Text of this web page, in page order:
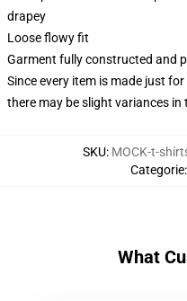
drapey
Loose flowy fit
Garment fully constructed and
Since every item is made just
there may be slight variances in
SKU: MOCK-t-
Categorie:
What